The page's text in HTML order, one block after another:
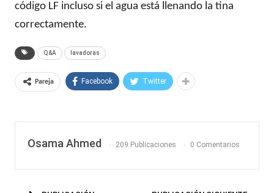
código LF incluso si el agua está llenando la tina
correctamente.
Q&A lavadoras
Pareja Facebook Twitter
Osama Ahmed 209 Publicaciones 0 Comentarios